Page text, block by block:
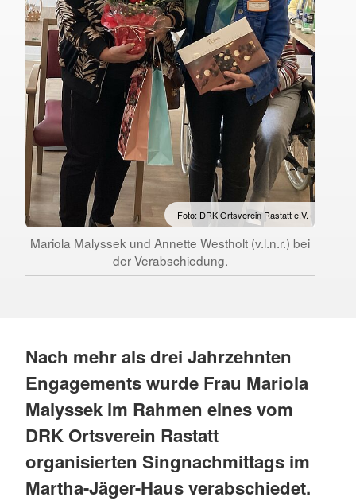
Foto: DRK Ortsverein Rastatt e.V.
Mariola Malyssek und Annette Westholt (v.l.n.r.) bei
der Verabschiedung.
Nach mehr als drei Jahrzehnten
Engagements wurde Frau Mariola
Malyssek im Rahmen eines vom
DRK Ortsverein Rastatt
organisierten Singnachmittags im
Martha-Jäger-Haus verabschiedet.